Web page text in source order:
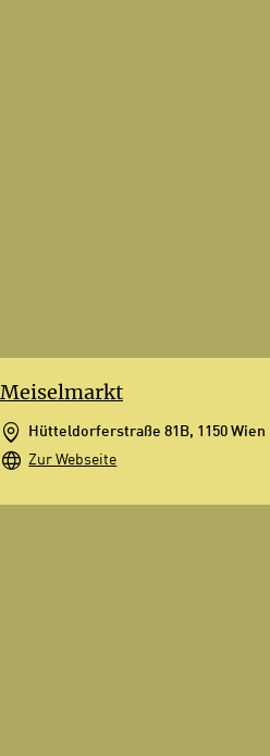
Meiselmarkt
Hütteldorferstraße 81B, 1150 Wien
Zur Webseite